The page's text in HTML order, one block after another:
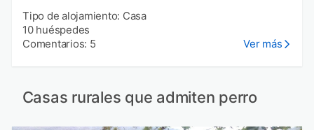
Tipo de alojamiento: Casa
10 huéspedes
Comentarios: 5
Ver más
Casas rurales que admiten perro